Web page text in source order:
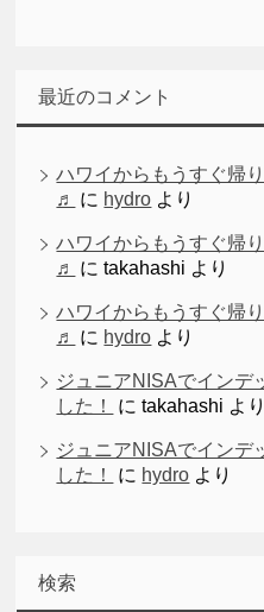
最近のコメント
ハワイからもうすぐ帰
♬
に hydro より
ハワイからもうすぐ帰
♬
にtakahashi より
ハワイからもうすぐ帰
♬
に hydro より
ジュニアNISAでインデ
した！
にtakahashi より
ジュニアNISAでインデ
した！
に hydro より
検索